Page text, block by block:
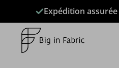
contenu
Expédition